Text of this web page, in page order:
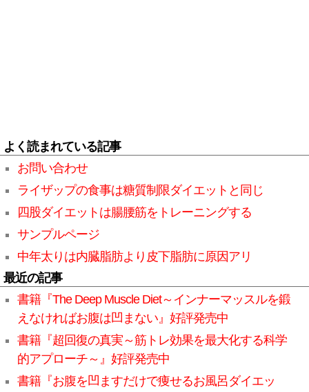
よく読まれている記事
お問い合わせ
ライザップの食事は糖質制限ダイエットと同じ
四股ダイエットは腸腰筋をトレーニングする
サンプルページ
中年太りは内臓脂肪より皮下脂肪に原因アリ
最近の記事
書籍『The Deep Muscle Diet～インナーマッスルを鍛
えなければお腹は凹まない』好評発売中
書籍『超回復の真実～筋トレ効果を最大化する科学
的アプローチ～』好評発売中
書籍『お腹を凹ますだけで痩せるお風呂ダイエッ